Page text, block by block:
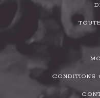
CONDITIONS